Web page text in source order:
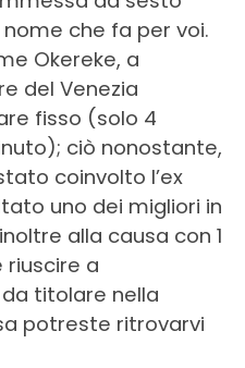
che fa per voi.
Okereke, a
del Venezia
fisso (solo 4
ciò nonostante,
coinvolto l’ex
uno dei migliori in
alla causa con 1
riuscire a
titolare nella
potreste ritrovarvi